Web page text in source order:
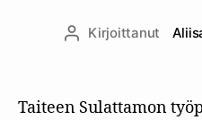
Kirjoittaja
Kirjoittanut
Taiteen Sulattamon